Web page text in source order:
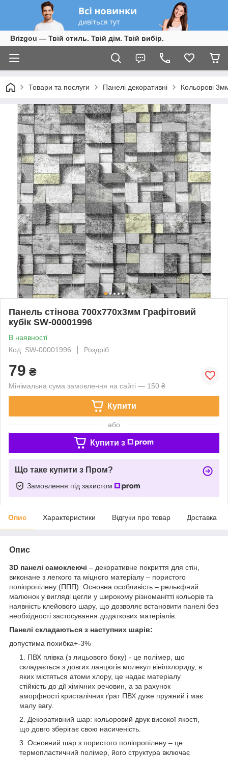
Brizgou — Твій стиль. Твій дім. Твій вибір.
Товари та послуги Панелі декоративні Кольорові
Панель стінова 700х770х3мм Графітовий
кубік SW-00001996
В наявності
Код: SW-00001996
Роздріб
79 ₴
Мінімальна сума замовлення на сайті — 150 ₴
Купити
або
Купити з
Що таке купити з Пром?
Замовлення під захистом
Опис Характеристики Відгуки про товар Доставка
Опис
3D панелі самоклеючі – декоративне покриття для стін,
виконане з легкого та міцного матеріалу – пористого
поліпропілену (ППП). Основна особливість – рельєфний
малюнок у вигляді цегли у широкому різноманітті кольорів та
наявність клейового шару, що дозволяє встановити панелі без
необхідності застосування додаткових матеріалів.
Панелі складаються з наступних шарів:
допустима похибка+-3%
ПВХ плівка (з лицьового боку) - це полімер, що
складається з довгих ланцюгів молекул вінілхлориду, в
яких містяться атоми хлору, це надає матеріалу
стійкість до дії хімічних речовин, а за рахунок
аморфності кристалічних ґрат ПВХ дуже пружний і має
малу вагу.
Декоративний шар: кольоровий друк високої якості,
що довго зберігає свою насиченість.
Основний шар з пористого поліпропілену – це
термопластичний полімер, його структура включає